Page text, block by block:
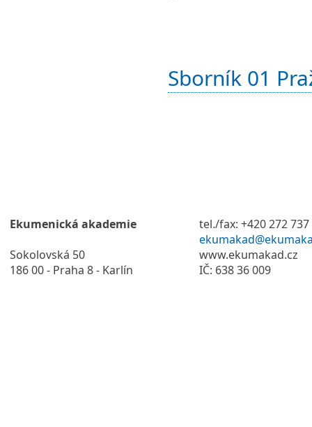
Sborník 01
Ekumenická akademie
Sokolovská 50
186 00 - Praha 8 - Karlín
tel./fax: +420 272 737
www.ekumakad.cz
IČ: 638 36 009